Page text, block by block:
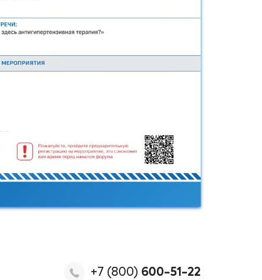
+7 (800) 600-51-22